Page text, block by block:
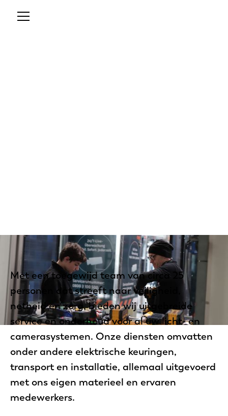
Met een toegewijd team van circa 25
personen dat streeft naar veiligheid,
netheid en zorg, bieden wij uitgebreide
service en onderhoud voor al uw licht- en
camerasystemen. Onze diensten omvatten
onder andere elektrische keuringen,
transport en installatie, allemaal uitgevoerd
met ons eigen materieel en ervaren
medewerkers.